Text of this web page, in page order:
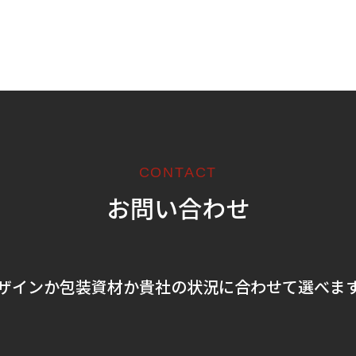
CONTACT
お問い合わせ
インか包装資材か貴社の状況に合わせて選べま